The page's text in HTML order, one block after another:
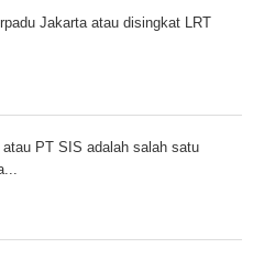
Jakarta atau disingkat LRT
PT SIS adalah salah satu